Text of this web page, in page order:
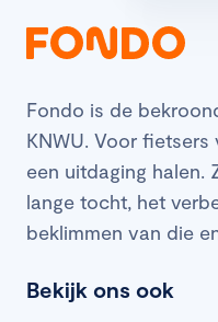
Fondo is de
KNWU. Voor
een uitdaging halen.
lange tocht, het
beklimmen van die
Bekijk ons ook